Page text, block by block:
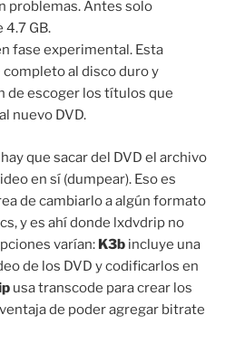
problemas. Antes solo
4.7 GB.
fase experimental. Esta
completo al disco duro y
de escoger los títulos que
nuevo DVD.
que sacar del DVD el archivo
en sí (dumpear). Eso es
de cambiarlo a algún formato
y es ahí donde lxdvdrip no
varían: K3b incluye una
de los DVD y codificarlos en
usa transcode para crear los
de poder agregar bitrate